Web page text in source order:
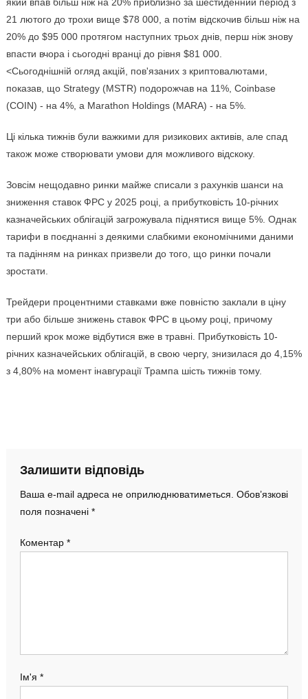
який впав більш ніж на 20% приблизно за шестиденний період з
21 лютого до трохи вище $78 000, а потім відскочив більш ніж на
20% до $95 000 протягом наступних трьох днів, перш ніж знову
впасти вчора і сьогодні вранці до рівня $81 000.
<Сьогоднішній огляд акцій, пов'язаних з криптовалютами,
показав, що Strategy (MSTR) подорожчав на 11%, Coinbase
(COIN) - на 4%, а Marathon Holdings (MARA) - на 5%.
Ці кілька тижнів були важкими для ризикових активів, але спад
також може створювати умови для можливого відскоку.
Зовсім нещодавно ринки майже списали з рахунків шанси на
зниження ставок ФРС у 2025 році, а прибутковість 10-річних
казначейських облігацій загрожувала піднятися вище 5%. Однак
тарифи в поєднанні з деякими слабкими економічними даними
та падінням на ринках призвели до того, що ринки почали
зростати.
Трейдери процентними ставками вже повністю заклали в ціну
три або більше знижень ставок ФРС в цьому році, причому
перший крок може відбутися вже в травні. Прибутковість 10-
річних казначейських облігацій, в свою чергу, знизилася до 4,15%
з 4,80% на момент інавгурації Трампа шість тижнів тому.
Залишити відповідь
Ваша e-mail адреса не оприлюднюватиметься. Обов’язкові
поля позначені *
Коментар *
Ім'я *